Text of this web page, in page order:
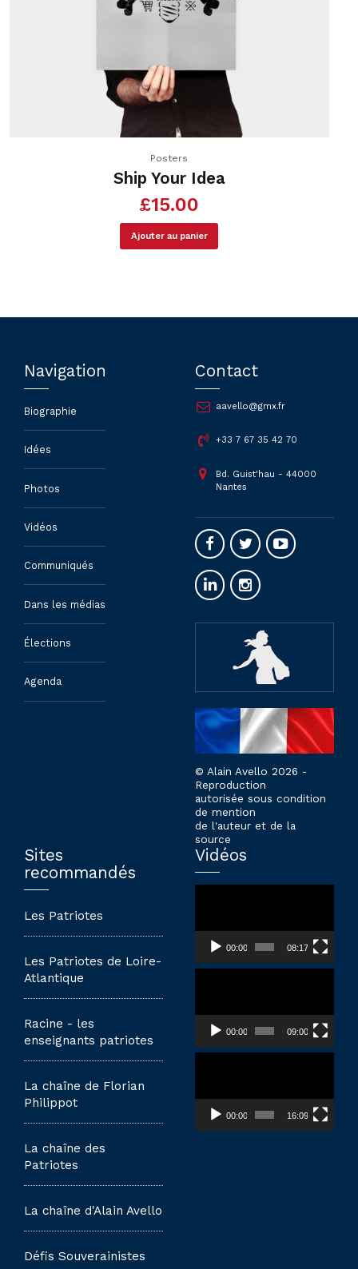
Posters
Ship Your Idea
£15.00
Ajouter au panier
Navigation
Biographie
Idées
Photos
Vidéos
Communiqués
Dans les médias
Élections
Agenda
Contact
aavello@gmx.fr
+33 7 67 35 42 70
Bd. Guist'hau - 44000
Nantes
© Alain Avello 2026 -
Reproduction
autorisée sous condition
de mention
de l'auteur et de la
source
Sites
recommandés
Les Patriotes
Les Patriotes de Loire-
Atlantique
Racine - les
enseignants patriotes
La chaîne de Florian
Philippot
La chaîne des
Patriotes
La chaîne d'Alain Avello
Défis Souverainistes
Vidéos
00:00 08:17
00:00 09:00
00:00 16:09